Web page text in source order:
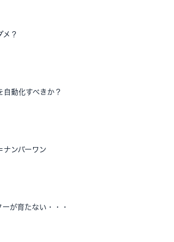
メ？
自動化すべきか？
ナンバーワン
ーが育たない・・・